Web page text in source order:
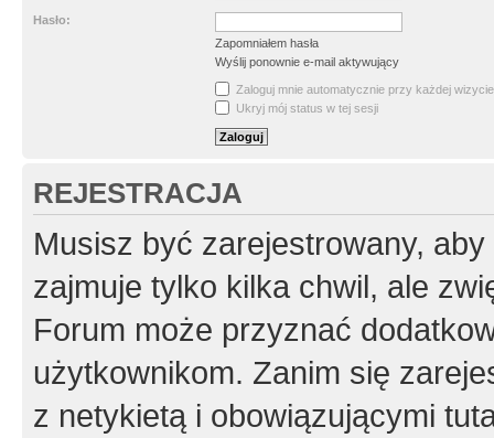
Hasło:
Zapomniałem hasła
Wyślij ponownie e-mail aktywujący
Zaloguj mnie automatycznie przy każdej wizycie
Ukryj mój status w tej sesji
REJESTRACJA
Musisz być zarejestrowany,
zajmuje tylko kilka chwil, ale
Forum może przyznać
użytkownikom. Zanim się
z netykietą i obowiązującymi